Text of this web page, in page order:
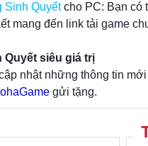
Sinh Quyếtcho PC: Bạn có
mang đến link tải game
Quyết siêu giá trị
nhật những thông tin
gửi tặng.